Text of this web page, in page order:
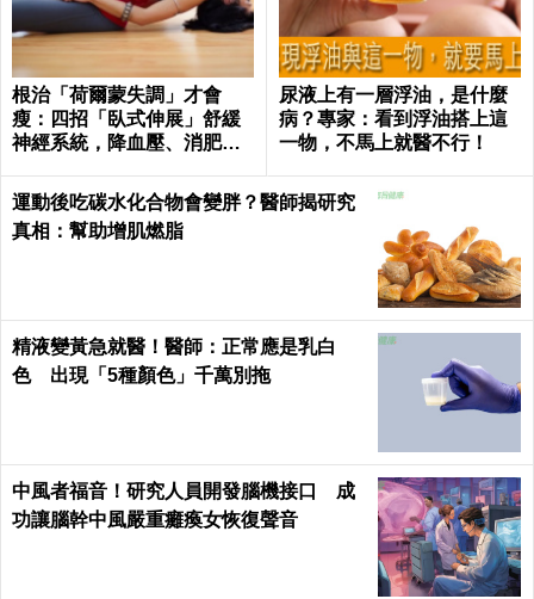
根治「荷爾蒙失調」才會
瘦：四招「臥式伸展」舒緩
神經系統，降血壓、消肥胖
尿液上有一層浮油，是什麼
病？專家：看到浮油搭上這
一物，不馬上就醫不行！
運動後吃碳水化合物會變胖？醫師揭研究
真相：幫助增肌燃脂
精液變黃急就醫！醫師：正常應是乳白
色 出現「5種顏色」千萬別拖
中風者福音！研究人員開發腦機接口 成
功讓腦幹中風嚴重癱瘓女恢復聲音